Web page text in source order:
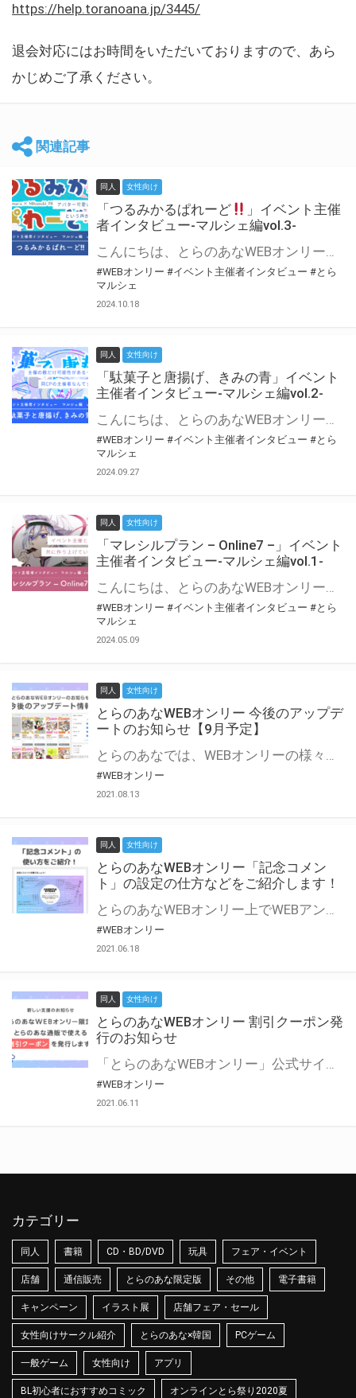
https://help.toranoana.jp/3445/
退会対応にはお時間をいただいておりますので、あら
かじめご了承ください。
関連記事
同人 女性向け
「つるみかるぱれーど
」イベント主催
者インタビュー-マルシェ編vol.3-
こんにちは、とらのあなWEBオンリー運営スタッフです。 新たにお届けする、イベント主催者インタビュー-マルシェ編-は、 とらのあなWEBオンリー「マルシェ」をご利用した主催様に 「マルシェ」を使って開催した感想や心がけをお聞きする企画です。 今回は、WEBオンリー初開催「つるみかるぱれーど
#WEBオンリー #イベント主催者インタビュー #とら
マルシェ
2024.10.18
同人 女性向け
「駄菓子と唐揚げ、きみの青」イベント
主催者インタビュー-マルシェ編vol.2-
こんにちは、とらのあなWEBオンリー運営スタッフです。 新たにお届けする、イベント主催者インタビュー-マルシェ編-は、 とらのあなWEBオンリー「マルシェ」をご利用の主催様に 「マルシェ」を使ってイベントを開催した感想や心がけをお聞きする企画です。 今回は、WEBオンリー初開催「駄菓子と唐揚げ、きみの青」より、 主催のぎこ六屋様にお話を伺いました。 協力：ぎこ六屋様／イベント公式Twitter（@krkgwks） とらのあなWEBオンリー「マルシェ」とは？ WEBオンリーでリアルタイムでコミュニケーションがとれるオンライン会場です。
#WEBオンリー #イベント主催者インタビュー #とら
マルシェ
2024.09.27
同人 女性向け
「マレシルプラン – Online7 –」イベント
主催者インタビュー-マルシェ編vol.1-
こんにちは、とらのあなWEBオンリー運営スタッフです。 新たにお届けする、イベント主催者インタビュー-マルシェ編-は、 とらのあなWEBオンリー「マルシェ」をご利用した主催様に 「マルシェ」を使って開催した感想や心がけをお聞きする企画です。 今回は、WEBオンリー開催7回目迎えた「マレシルプラン – Online7 –」より、 主催の玉川うた様にお話を伺いました。 ▼マレシルプランのインタビュー前回記事 「イベント主催者インタビュー vol.6」はこちら 協力：玉川うた様（マレシルプラン実行委員会 代表）／イベント公式Twitter（@mallesil_plan） とらのあなWEBオンリー「マルシェ」とは？ WEBオンリーでリアルタイムでコミュニケーションがとれるオンライン会場です。
#WEBオンリー #イベント主催者インタビュー #とら
マルシェ
2024.05.09
同人 女性向け
とらのあなWEBオンリー 今後のアップデ
ートのお知らせ【9月予定】
とらのあなでは、WEBオンリーの様々な支援を実施しています。 今回は2021年9月に実装を予定しているアップデート情報についてご紹介いたします。 とらのあなWEBオンリーサイトはこちら
#WEBオンリー
2021.08.13
同人 女性向け
とらのあなWEBオンリー「記念コメン
ト」の設定の仕方などをご紹介します！
とらのあなWEBオンリー上でWEBアンソロジーが作成できる「記念コメント」について、その使い方や作成手順を解説します！ 支援タイプを「サークル参加型」「サークル参加型・マルシェ(イベント会場)機能付き」でお申し込みいただいている主催者様はぜひご活用ください♪ とらのあなWEBオンリーサイトはこちら
#WEBオンリー
2021.06.18
同人 女性向け
とらのあなWEBオンリー 割引クーポン発
行のお知らせ
「とらのあなWEBオンリー」公式サイトでとらのあな通販の「割引クーポン」を配布中！ イベントごとに開催当日限定で使える割引クーポンのシリアルコードを発行します。 とらのあなWEBオンリーのページをチェックして、イベント当日にお得にお買い物を楽しみましょう♪ ※本キャンペーンは予告なく終了する場合がございます。 とらのあなWEBオンリーサイトはこちら
#WEBオンリー
2021.06.11
カテゴリー
同人 書籍 CD・BD/DVD 玩具 フェア・イベント
店舗 通信販売 とらのあな限定版 その他 電子書籍
キャンペーン イラスト展 店舗フェア・セール
女性向けサークル紹介 とらのあな×韓国 PCゲーム
一般ゲーム 女性向け アプリ
BL初心者におすすめコミック オンラインとら祭り2020夏